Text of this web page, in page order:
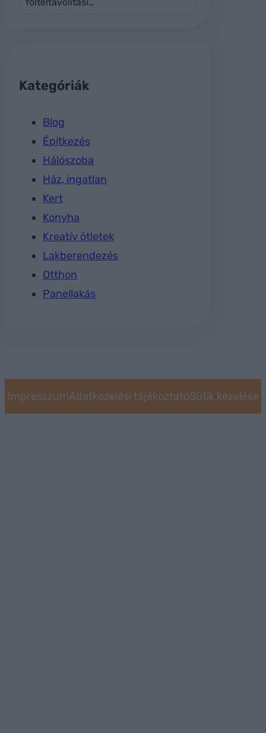
Kategóriák
Blog
Építkezés
Hálószoba
Ház, ingatlan
Kert
Konyha
Kreatív ötletek
Lakberendezés
Otthon
Panellakás
ImpresszumAdatkezelési tájékoztatóSütik kezelése